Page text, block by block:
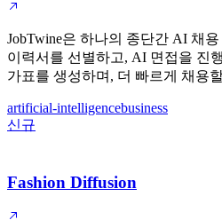
JobTwine은 하나의 종단간 AI 채
이력서를 선별하고, AI 면접을 진
가표를 생성하며, 더 빠르게 채용
artificial-intelligencebusiness
신규
Fashion Diffusion